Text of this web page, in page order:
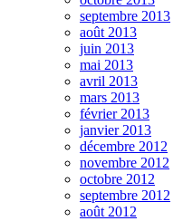
septembre 2013
août 2013
juin 2013
mai 2013
avril 2013
mars 2013
février 2013
janvier 2013
décembre 2012
novembre 2012
octobre 2012
septembre 2012
août 2012